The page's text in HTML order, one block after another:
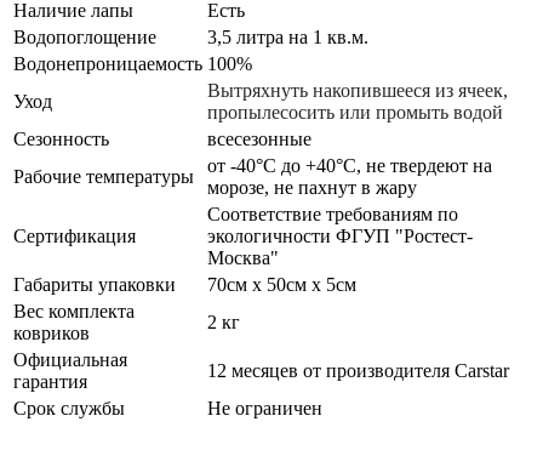
Наличие лапы
Есть
Водопоглощение
3,5 литра на 1 кв.м.
Водонепроницаемость 100%
Уход
Вытряхнуть накопившееся из ячеек,
пропылесосить или промыть водой
Сезонность
всесезонные
Рабочие температуры
от -40°С до +40°С, не твердеют на
морозе, не пахнут в жару
Сертификация
Соответствие требованиям по
экологичности ФГУП "Ростест-
Москва"
Габариты упаковки
70см x 50см x 5см
Вес комплекта
ковриков
2 кг
Официальная
гарантия
12 месяцев от производителя Carstar
Срок службы
Не ограничен